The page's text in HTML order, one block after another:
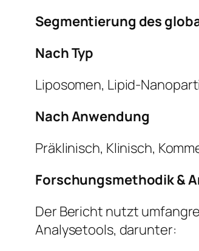
Segmentierung des
Nach Typ
Liposomen, Lipid-
Nach Anwendung
Präklinisch, Klinisch,
Forschungsmethodik &
Der Bericht nutzt
Analysetools, darunter: